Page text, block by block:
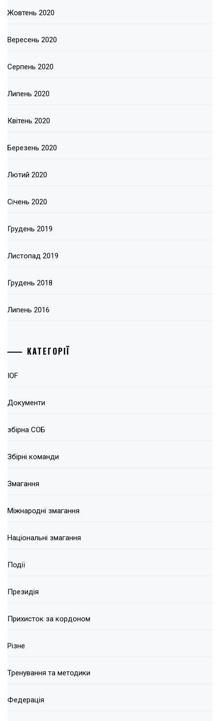
Жовтень 2020
Вересень 2020
Серпень 2020
Липень 2020
Квітень 2020
Березень 2020
Лютий 2020
Січень 2020
Грудень 2019
Листопад 2019
Грудень 2018
Липень 2016
КАТЕГОРІЇ
IOF
Документи
збірна СОБ
Збірні команди
Змагання
Міжнародні змагання
Національні змагання
Події
Президія
Прихисток за кордоном
Різне
Тренування та методики
Федерація